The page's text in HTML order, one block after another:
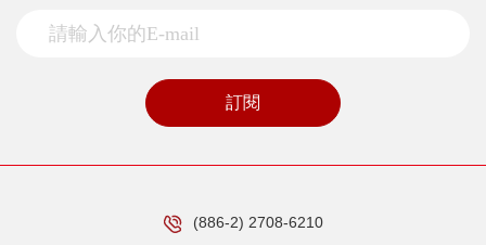
訂閱
(886-2) 2708-6210